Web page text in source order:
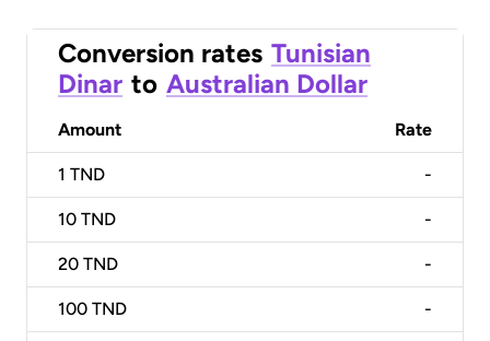
Conversion rates Tunisian
Dinar to Australian Dollar
Amount Rate
1 TND -
10 TND -
20 TND -
100 TND -